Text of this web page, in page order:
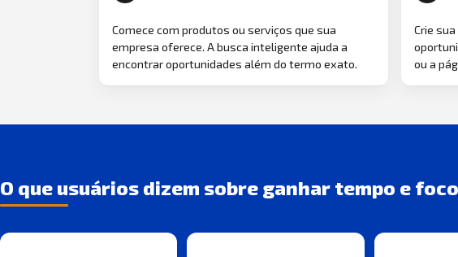
Comece com produtos ou serviços que sua
empresa oferece. A busca inteligente ajuda a
encontrar oportunidades além do termo exato.
Crie
ou a
O que usuários dizem sobre ganhar tempo e foco